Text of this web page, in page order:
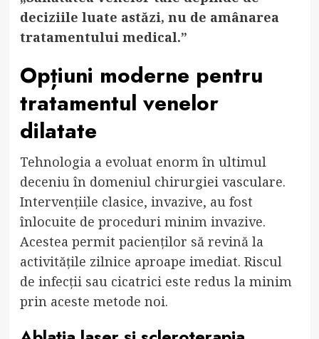
deciziile luate astăzi, nu de amânarea
tratamentului medical.”
Opțiuni moderne pentru
tratamentul venelor
dilatate
Tehnologia a evoluat enorm în ultimul
deceniu în domeniul chirurgiei vasculare.
Intervențiile clasice, invazive, au fost
înlocuite de proceduri minim invazive.
Acestea permit pacienților să revină la
activitățile zilnice aproape imediat. Riscul
de infecții sau cicatrici este redus la minim
prin aceste metode noi.